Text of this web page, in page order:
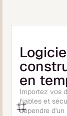
en
Importez vos
fiables et
dépendre